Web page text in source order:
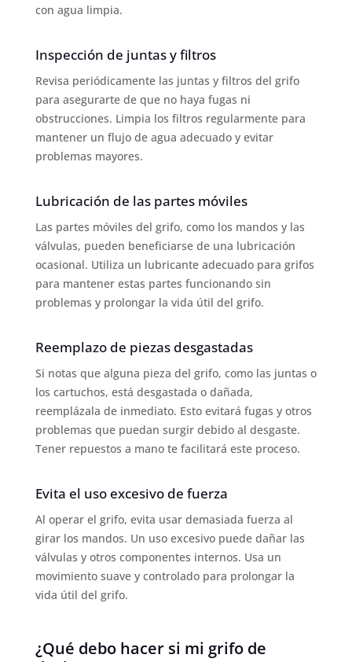
con agua limpia.
Inspección de juntas y filtros
Revisa periódicamente las juntas y filtros del grifo
para asegurarte de que no haya fugas ni
obstrucciones. Limpia los filtros regularmente para
mantener un flujo de agua adecuado y evitar
problemas mayores.
Lubricación de las partes móviles
Las partes móviles del grifo, como los mandos y las
válvulas, pueden beneficiarse de una lubricación
ocasional. Utiliza un lubricante adecuado para grifos
para mantener estas partes funcionando sin
problemas y prolongar la vida útil del grifo.
Reemplazo de piezas desgastadas
Si notas que alguna pieza del grifo, como las juntas o
los cartuchos, está desgastada o dañada,
reemplázala de inmediato. Esto evitará fugas y otros
problemas que puedan surgir debido al desgaste.
Tener repuestos a mano te facilitará este proceso.
Evita el uso excesivo de fuerza
Al operar el grifo, evita usar demasiada fuerza al
girar los mandos. Un uso excesivo puede dañar las
válvulas y otros componentes internos. Usa un
movimiento suave y controlado para prolongar la
vida útil del grifo.
¿Qué debo hacer si mi grifo de